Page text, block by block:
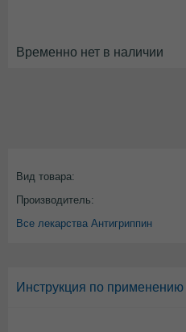
Временно нет в наличии
Вид товара:
Производитель:
Все лекарства Антигриппин
Инструкция по применению